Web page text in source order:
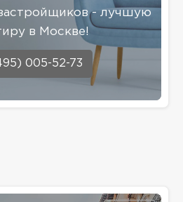
- лучшую
в Москве!
005-52-73